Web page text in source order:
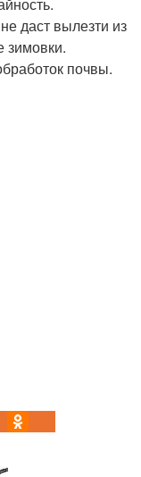
даст вылезти из
зимовки.
почвы.